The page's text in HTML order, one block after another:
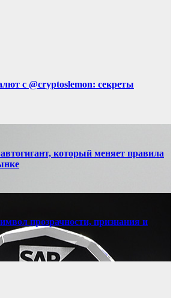
с @cryptoslemon: секреты
который меняет правила
прозрачности, признания и